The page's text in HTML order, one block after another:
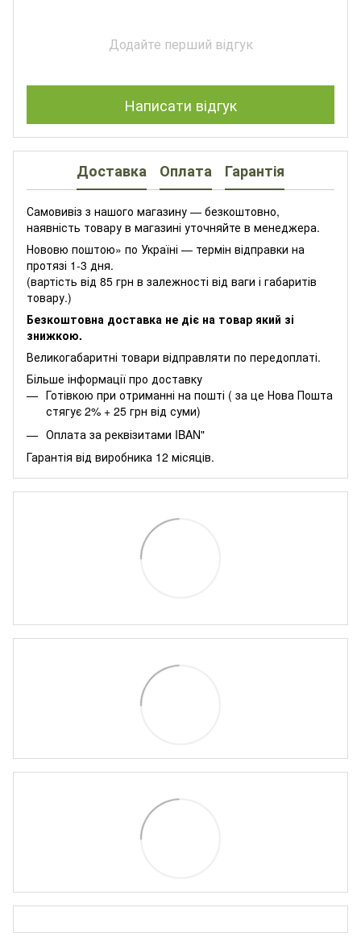
Додайте перший відгук
Написати відгук
Доставка Оплата Гарантія
Самовивіз з нашого магазину — безкоштовно,
наявність товару в магазині уточняйте в менеджера.
Нововю поштою» по Україні — термін відправки на
протязі 1-3 дня.
(вартість від 85 грн в залежності від ваги і габаритів
товару.)
Безкоштовна доставка не діє на товар який зі
знижкою.
Великогабаритні товари відправляти по передоплаті.
Більше інформації про доставку
Готівкою при отриманні на пошті ( за це Нова Пошта
стягує 2% + 25 грн від суми)
Оплата за реквізитами IBAN"
Гарантія від виробника 12 місяців.